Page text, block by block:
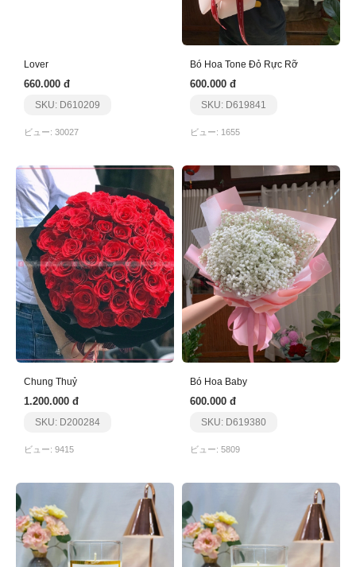
Lover
660.000 đ
SKU: D610209
ビュー: 30027
Bó Hoa Tone Đỏ Rực Rỡ
600.000 đ
SKU: D619841
ビュー: 1655
Chung Thuỷ
1.200.000 đ
SKU: D200284
ビュー: 9415
Bó Hoa Baby
600.000 đ
SKU: D619380
ビュー: 5809